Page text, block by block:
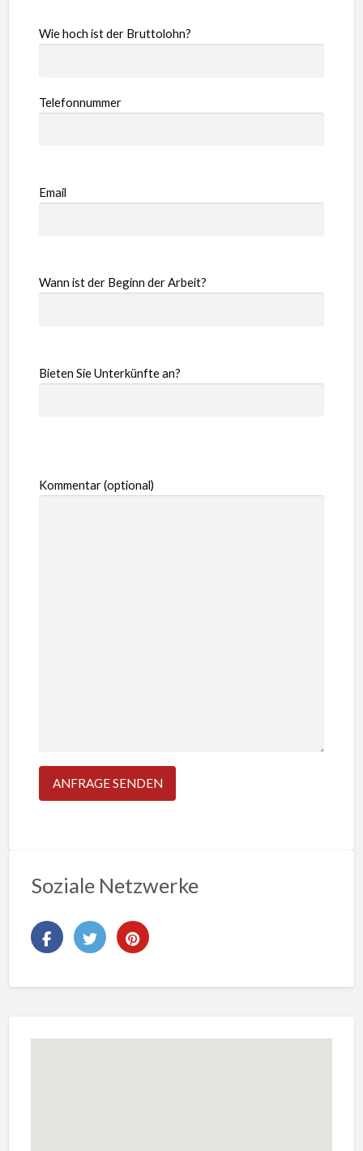
Wie hoch ist der Bruttolohn?
Telefonnummer
Email
Wann ist der Beginn der Arbeit?
Bieten Sie Unterkünfte an?
Kommentar (optional)
Soziale Netzwerke